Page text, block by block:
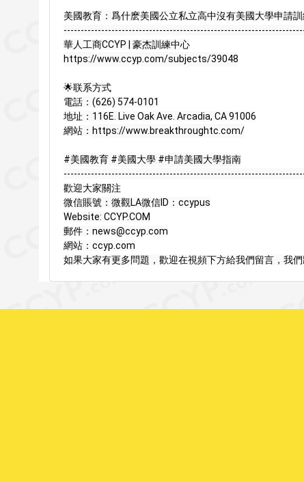
美國教育：爲什麽美國公立私立高中沒有美國大學申請
https://www.ccyp.com/subjects/39048
🌟联系方式
電話：(626) 574-0101
地址：116E. Live Oak Ave. Arcadia, CA 91006
網站： https://www.breakthroughtc.com/
#美國教育 #美國大學 #申請美國大學指南
歡迎大家關注
微信賬號：微觀LA微信ID：ccypus
Website: CCYP.COM
郵件：news@ccyp.com
網站：ccyp.com
如果大家有更多問題，歡迎在視頻下方給我們留言，我